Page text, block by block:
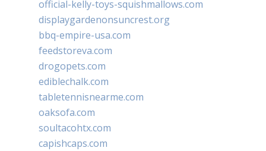
official-kelly-toys-squishmallows.com
displaygardenonsuncrest.org
bbq-empire-usa.com
feedstoreva.com
drogopets.com
ediblechalk.com
tabletennisnearme.com
oaksofa.com
soultacohtx.com
capishcaps.com